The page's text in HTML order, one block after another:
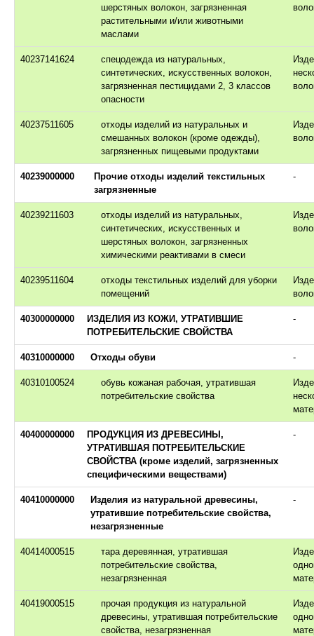
шерстяных волокон, загрязненная
растительными и/или животными
маслами
40237141624
спецодежда из натуральных,
синтетических, искусственных волокон,
загрязненная пестицидами 2, 3 классов
опасности
40237511605
отходы изделий из натуральных и
смешанных волокон (кроме одежды),
загрязненных пищевыми продуктами
40239000000
Прочие отходы изделий текстильных
загрязненные
-
40239211603
отходы изделий из натуральных,
синтетических, искусственных и
шерстяных волокон, загрязненных
химическими реактивами в смеси
40239511604
отходы текстильных изделий для уборки
помещений
40300000000
ИЗДЕЛИЯ ИЗ КОЖИ, УТРАТИВШИЕ
ПОТРЕБИТЕЛЬСКИЕ СВОЙСТВА
-
40310000000 Отходы обуви -
40310100524
обувь кожаная рабочая, утратившая
потребительские свойства
40400000000
ПРОДУКЦИЯ ИЗ ДРЕВЕСИНЫ,
УТРАТИВШАЯ ПОТРЕБИТЕЛЬСКИЕ
СВОЙСТВА (кроме изделий, загрязненных
специфическими веществами)
-
40410000000
Изделия из натуральной древесины,
утратившие потребительские свойства,
незагрязненные
-
40414000515
тара деревянная, утратившая
потребительские свойства,
незагрязненная
40419000515
прочая продукция из натуральной
древесины, утратившая потребительские
свойства, незагрязненная